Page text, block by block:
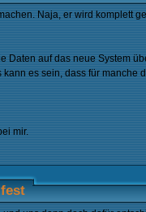
Naja, er wird komplett
Daten auf das neue System
es sein, dass für
mir.